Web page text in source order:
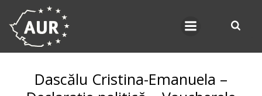
Dascălu Cristina-Emanuela –